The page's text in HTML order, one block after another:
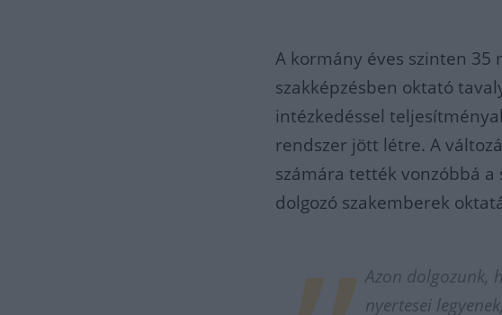
A kormány éves szinten
szakképzésben oktató
intézkedéssel
rendszer jött létre. A
számára tették vonzóbbá a
dolgozó szakemberek
Azon dolgozunk,
nyertesei